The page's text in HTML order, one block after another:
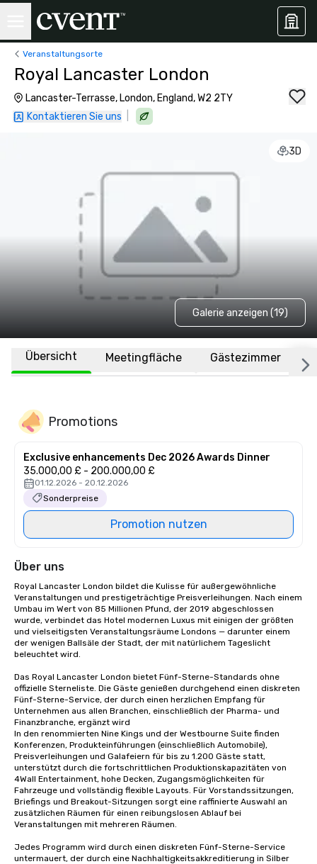
Veranstaltungsorte
Royal Lancaster London
Lancaster-Terrasse, London, England, W2 2TY
Kontaktieren Sie uns
3D
Galerie anzeigen (19)
Übersicht Meetingfläche Gästezimmer
Promotions
Exclusive enhancements Dec 2026 Awards Dinner
35.000,00 £ - 200.000,00 £
01.12.2026 - 20.12.2026
Sonderpreise
Promotion nutzen
Über uns
Royal Lancaster London bildet die Kulisse für außergewöhnliche
Veranstaltungen und prestigeträchtige Preisverleihungen. Nach einem
Umbau im Wert von 85 Millionen Pfund, der 2019 abgeschlossen
wurde, verbindet das Hotel modernen Luxus mit einigen der größten
und vielseitigsten Veranstaltungsräume Londons — darunter einem
der wenigen Ballsäle der Stadt, der mit natürlichem Tageslicht
beleuchtet wird.
Das Royal Lancaster London bietet Fünf-Sterne-Standards ohne
offizielle Sterneliste. Die Gäste genießen durchgehend einen diskreten
Fünf-Sterne-Service, der durch einen herzlichen Empfang für
Unternehmen aus allen Branchen, einschließlich der Pharma- und
Finanzbranche, ergänzt wird
In den renommierten Nine Kings und der Westbourne Suite finden
Konferenzen, Produkteinführungen (einschließlich Automobile),
Preisverleihungen und Galafeiern für bis zu 1.200 Gäste statt,
unterstützt durch die fortschrittlichen Produktionskapazitäten von
4Wall Entertainment, hohe Decken, Zugangsmöglichkeiten für
Fahrzeuge und vollständig flexible Layouts. Für Vorstandssitzungen,
Briefings und Breakout-Sitzungen sorgt eine raffinierte Auswahl an
zusätzlichen Räumen für einen reibungslosen Ablauf bei
Veranstaltungen mit mehreren Räumen.
Jedes Programm wird durch einen diskreten Fünf-Sterne-Service
untermauert, der durch eine Nachhaltigkeitsakkreditierung in Silber